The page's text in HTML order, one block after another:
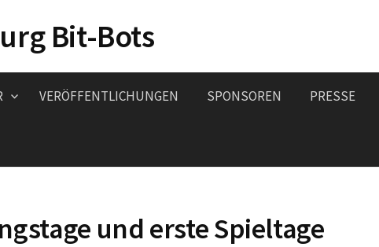
Bit-Bots
VERÖFFENTLICHUNGEN SPONSOREN PRESSE
und erste Spieltage